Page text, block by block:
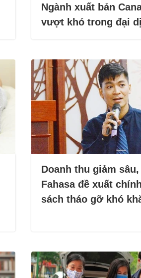
Ngành xuất bản
vượt khó trong đại
Doanh thu giảm sâu,
Fahasa đề xuất chính
sách tháo gỡ khó